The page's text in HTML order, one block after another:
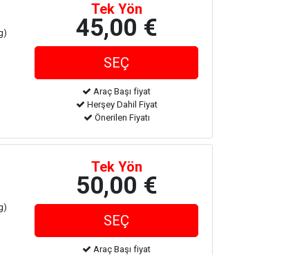
Tek Yön
45,00 €
Araç Başı fiyat
Herşey Dahil Fiyat
Önerilen Fiyatı
Tek Yön
50,00 €
Araç Başı fiyat